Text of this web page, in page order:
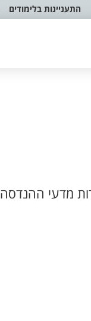
התעניינות בלימודים
מדעי ההנדסה